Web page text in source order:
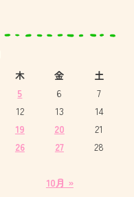
木 金 土
10月 »
5 6
7
12 13
14
19 20
21
26 27
28